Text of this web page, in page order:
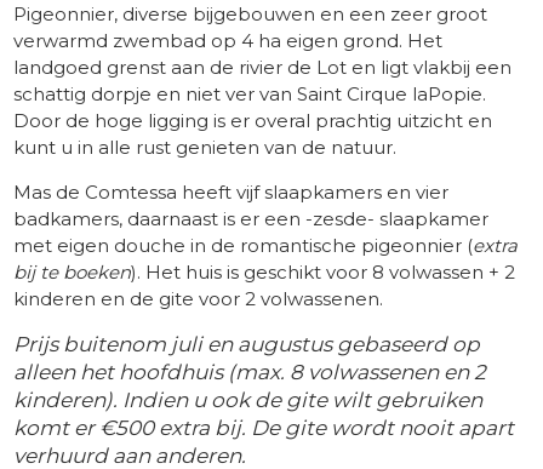
Pigeonnier, diverse bijgebouwen en een zeer groot
verwarmd zwembad op 4 ha eigen grond. Het
landgoed grenst aan de rivier de Lot en ligt vlakbij een
schattig dorpje en niet ver van Saint Cirque laPopie.
Door de hoge ligging is er overal prachtig uitzicht en
kunt u in alle rust genieten van de natuur.
Mas de Comtessa heeft vijf slaapkamers en vier
badkamers, daarnaast is er een -zesde- slaapkamer
met eigen douche in de romantische pigeonnier (extra
bij te boeken). Het huis is geschikt voor 8 volwassen + 2
kinderen en de gite voor 2 volwassenen.
Prijs buitenom juli en augustus gebaseerd op
alleen het hoofdhuis (max. 8 volwassenen en 2
kinderen). Indien u ook de gite wilt gebruiken
komt er €500 extra bij. De gite wordt nooit apart
verhuurd aan anderen.